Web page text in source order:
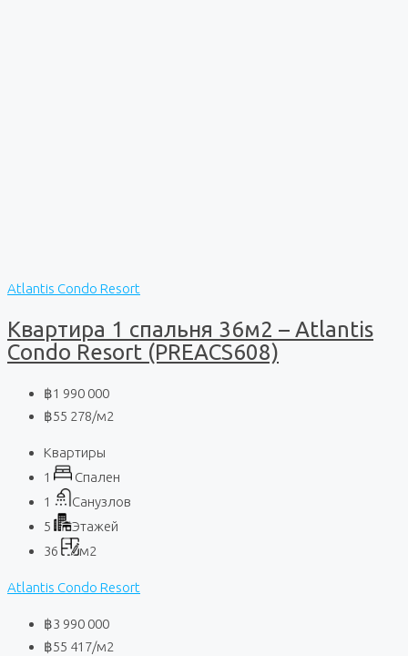
Atlantis Condo Resort
Квартира 1 спальня 36м2 – Atlantis
Condo Resort (PREACS608)
฿1 990 000
฿55 278/м2
Квартиры
1
Спален
1
Санузлов
5
Этажей
36
м2
Atlantis Condo Resort
฿3 990 000
฿55 417/м2